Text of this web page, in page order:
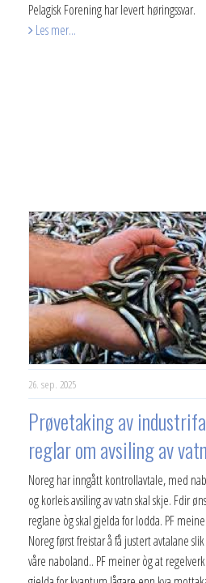
Pelagisk Forening har levert høringssvar.
Les mer...
26. sep. 2025
Prøvetaking av
reglar om avsiling av
Noreg har inngått kontrollavtale, med
og korleis avsiling av vatn skal skje. Fdir
reglane òg skal gjelda for lodda. PF
Noreg først freistar å få justert avtalane
våre naboland.. PF meiner òg at